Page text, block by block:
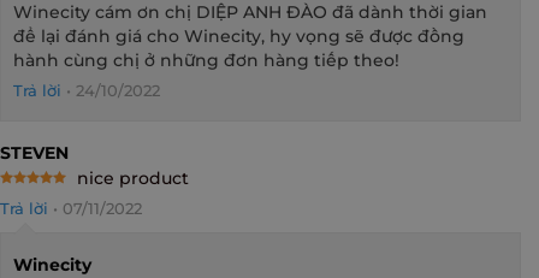
Winecity cám ơn chị DIỆP ANH ĐÀO đã dành thời gian
để lại đánh giá cho Winecity, hy vọng sẽ được đồng
hành cùng chị ở những đơn hàng tiếp theo!
Trả lời • 24/10/2022
STEVEN
out of 5
nice product
Trả lời • 07/11/2022
Winecity